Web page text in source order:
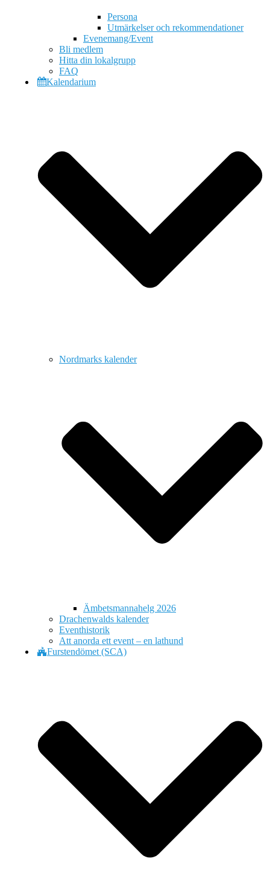
Persona
Utmärkelser och rekommendationer
Evenemang/Event
Bli medlem
Hitta din lokalgrupp
FAQ
Kalendarium
Nordmarks kalender
Ämbetsmannahelg 2026
Drachenwalds kalender
Eventhistorik
Att anorda ett event – en lathund
Furstendömet (SCA)